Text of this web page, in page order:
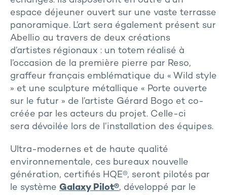
espace déjeuner ouvert sur une vaste terrasse
panoramique. L’art sera également présent sur
Abellio au travers de deux créations
d’artistes régionaux : un totem réalisé à
l’occasion de la première pierre par Reso,
graffeur français emblématique du « Wild style
» et une sculpture métallique « Porte ouverte
sur le futur » de l’artiste Gérard Bogo et co-
créée par les acteurs du projet. Celle-ci
sera dévoilée lors de l’installation des équipes.
Ultra-modernes et de haute qualité
environnementale, ces bureaux nouvelle
génération, certifiés HQE®, seront pilotés par
le système Galaxy Pilot®, développé par le